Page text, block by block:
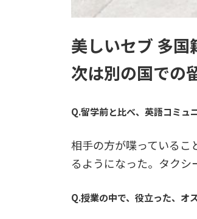
美しいセブ 多
次は別の国での
Q.留学前と比べ、英語コミュ
相手の方が喋っているこ
るようになった。タクシ
Q.授業の中で、役立った、オ